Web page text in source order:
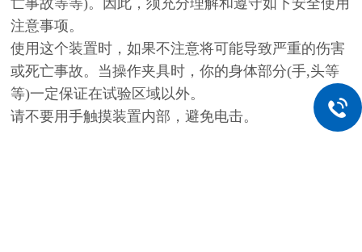
注意事项。
使用这个装置时，如果不注意将可能导致严重的伤害
或死亡事故。当操作夹具时，你的身体部分(手,头等
等)一定保证在试验区域以外。
请不要用手触摸装置内部，避免电击。